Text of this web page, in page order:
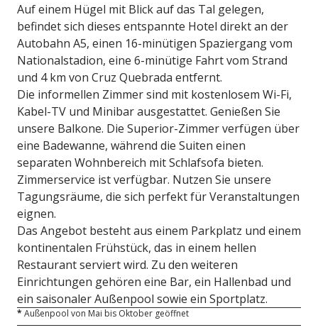
Auf einem Hügel mit Blick auf das Tal gelegen,
befindet sich dieses entspannte Hotel direkt an der
Autobahn A5, einen 16-minütigen Spaziergang vom
Nationalstadion, eine 6-minütige Fahrt vom Strand
und 4 km von Cruz Quebrada entfernt.
Die informellen Zimmer sind mit kostenlosem Wi-Fi,
Kabel-TV und Minibar ausgestattet. Genießen Sie
unsere Balkone. Die Superior-Zimmer verfügen über
eine Badewanne, während die Suiten einen
separaten Wohnbereich mit Schlafsofa bieten.
Zimmerservice ist verfügbar. Nutzen Sie unsere
Tagungsräume, die sich perfekt für Veranstaltungen
eignen.
Das Angebot besteht aus einem Parkplatz und einem
kontinentalen Frühstück, das in einem hellen
Restaurant serviert wird. Zu den weiteren
Einrichtungen gehören eine Bar, ein Hallenbad und
ein saisonaler Außenpool sowie ein Sportplatz.
* Außenpool von Mai bis Oktober geöffnet